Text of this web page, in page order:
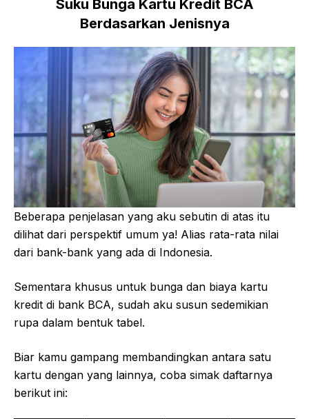
Suku Bunga Kartu Kredit BCA
Berdasarkan Jenisnya
Beberapa penjelasan yang aku sebutin di atas itu
dilihat dari perspektif umum ya! Alias rata-rata nilai
dari bank-bank yang ada di Indonesia.
Sementara khusus untuk bunga dan biaya kartu
kredit di bank BCA, sudah aku susun sedemikian
rupa dalam bentuk tabel.
Biar kamu gampang membandingkan antara satu
kartu dengan yang lainnya, coba simak daftarnya
berikut ini: